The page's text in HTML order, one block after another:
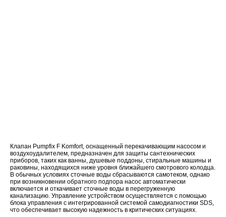
Клапан Pumpfix F Komfort, оснащенный перекачивающим насосом и
воздухоудалителем, предназначен для защиты сантехнических
приборов, таких как ванны, душевые поддоны, стиральные машины и
раковины, находящихся ниже уровня ближайшего смотрового колодца.
В обычных условиях сточные воды сбрасываются самотеком, однако
при возникновении обратного подпора насос автоматически
включается и откачивает сточные воды в перегруженную
канализацию. Управление устройством осуществляется с помощью
блока управления с интегрированной системой самодиагностики SDS,
что обеспечивает высокую надежность в критических ситуациях.